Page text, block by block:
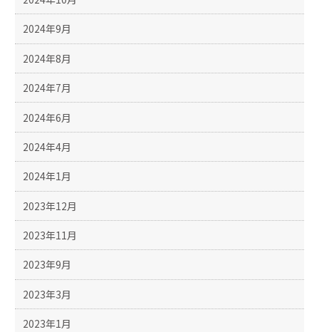
2024年9月
2024年8月
2024年7月
2024年6月
2024年4月
2024年1月
2023年12月
2023年11月
2023年9月
2023年3月
2023年1月